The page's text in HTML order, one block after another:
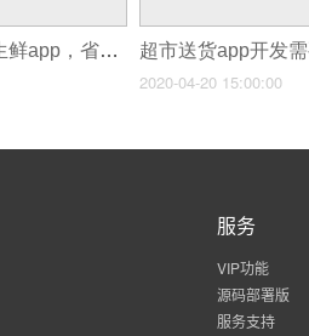
免编程自己开发生鲜app，省90%，附买菜app功能列表 超市送货app开发
2020-04-20 15:00:00
服务
VIP功能
源码部署版
服务支持